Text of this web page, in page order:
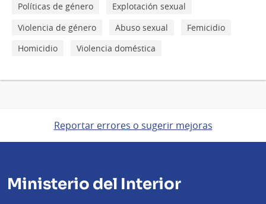
Políticas de género
Explotación sexual
Violencia de género
Abuso sexual
Femicidio
Homicidio
Violencia doméstica
Reportar errores o sugerir mejoras
Ministerio del Interior